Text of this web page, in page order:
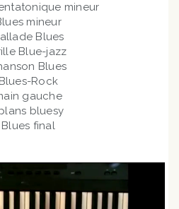
mineur
mineur
Blues
Blue-jazz
Blues
Rock
gauche
bluesy
Blues final